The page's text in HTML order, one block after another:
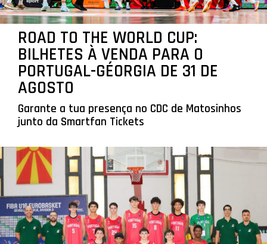
ROAD TO THE WORLD CUP:
BILHETES À VENDA PARA O
PORTUGAL-GÉORGIA DE 31 DE
AGOSTO
Garante a tua presença no CDC de Matosinhos
junto da Smartfan Tickets